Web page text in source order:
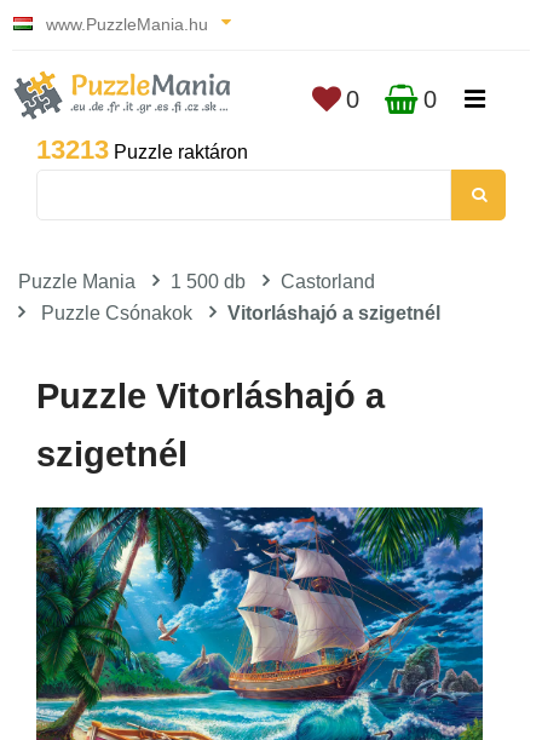
www.PuzzleMania.hu
13213 Puzzle raktáron
0 0
Puzzle Mania 1 500 db
Castorland
Puzzle Csónakok
Vitorláshajó a szigetnél
Puzzle Vitorláshajó a
szigetnél